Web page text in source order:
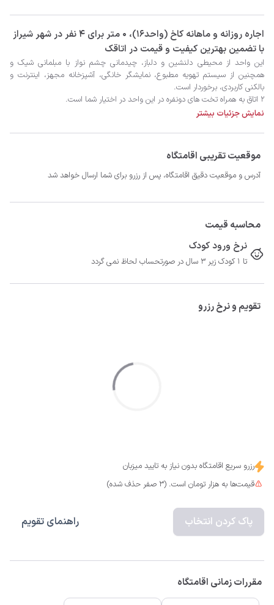
‫‫اجاره روزانه و ماهانه کاخ (واحد۱۶)، 0 متر برای 4 نفر در شهر شیراز
با تضمین بهترین کیفیت و قیمت در اتاقک
نمایش جزئیات بیشتر
موقعیت تقریبی اقامتگاه
آدرس و موقعیت دقیق اقامتگاه، پس از رزرو برای شما ارسال خواهد شد
محاسبه قیمت
نرخ ورود کودک
تا 1 کودک زیر 3 سال در صورتحساب لحاظ نمی گردد
تقویم و نرخ رزرو
رزرو سریع اقامتگاه بدون نیاز به تایید میزبان
قیمت‌ها به هزار تومان است. (3 صفر حذف شده)
پاک کردن انتخاب راهنمای تقویم
مقررات زمانی اقامتگاه